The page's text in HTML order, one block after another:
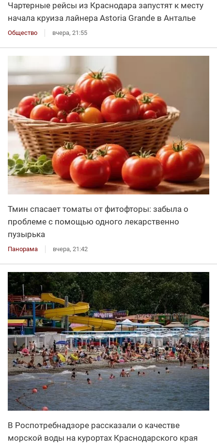
Чартерные рейсы из Краснодара запустят к месту
начала круиза лайнера Astoria Grande в Анталье
Общество вчера, 21:55
Тмин спасает томаты от фитофторы: забыла о
проблеме с помощью одного лекарственно
пузырька
Панорама вчера, 21:42
В Роспотребнадзоре рассказали о качестве
морской воды на курортах Краснодарского края